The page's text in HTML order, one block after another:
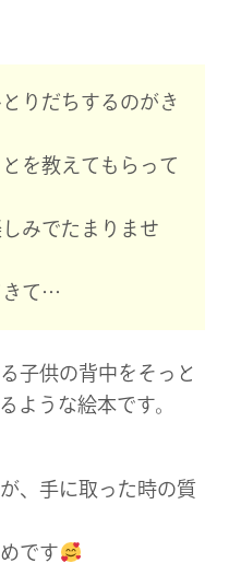
りだちするのがき
を教えてもらって
みでたまりませ
きて…
子供の背中をそっと
ような絵本です。
、手に取った時の質
です